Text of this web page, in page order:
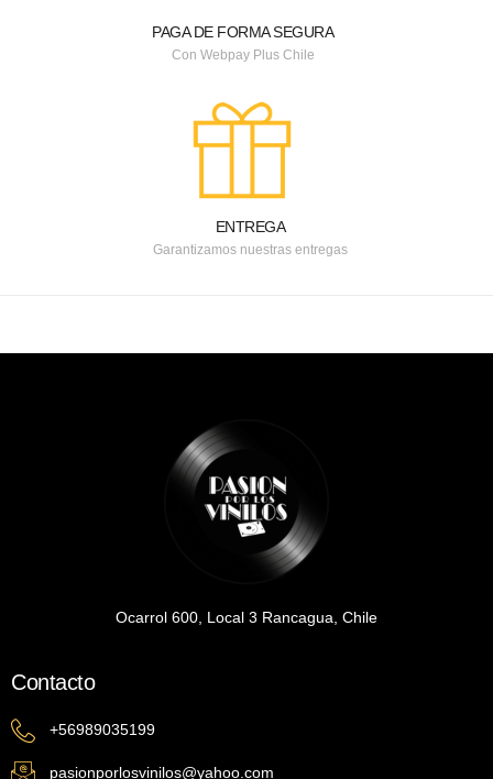
PAGA DE FORMA SEGURA
Con Webpay Plus Chile
ENTREGA
Garantizamos nuestras entregas
Ocarrol 600, Local 3 Rancagua, Chile
Contacto
+56989035199
pasionporlosvinilos@yahoo.com